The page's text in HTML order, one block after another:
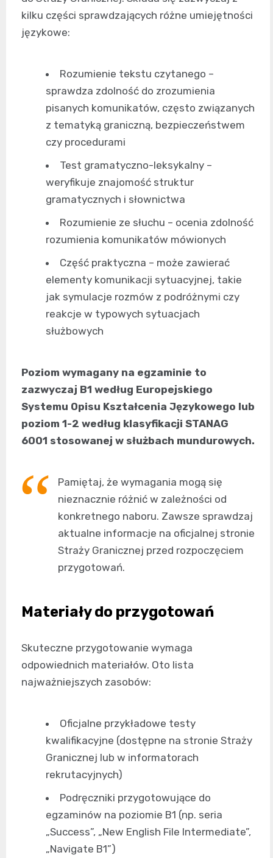
kilku części sprawdzających różne umiejętności
językowe:
Rozumienie tekstu czytanego –
sprawdza zdolność do zrozumienia
pisanych komunikatów, często związanych
z tematyką graniczną, bezpieczeństwem
czy procedurami
Test gramatyczno-leksykalny –
weryfikuje znajomość struktur
gramatycznych i słownictwa
Rozumienie ze słuchu – ocenia zdolność
rozumienia komunikatów mówionych
Część praktyczna – może zawierać
elementy komunikacji sytuacyjnej, takie
jak symulacje rozmów z podróżnymi czy
reakcje w typowych sytuacjach
służbowych
Poziom wymagany na egzaminie to
zazwyczaj B1 według Europejskiego
Systemu Opisu Kształcenia Językowego lub
poziom 1-2 według klasyfikacji STANAG
6001 stosowanej w służbach mundurowych.
Pamiętaj, że wymagania mogą się
nieznacznie różnić w zależności od
konkretnego naboru. Zawsze sprawdzaj
aktualne informacje na oficjalnej stronie
Straży Granicznej przed rozpoczęciem
przygotowań.
Materiały do przygotowań
Skuteczne przygotowanie wymaga
odpowiednich materiałów. Oto lista
najważniejszych zasobów:
Oficjalne przykładowe testy
kwalifikacyjne (dostępne na stronie Straży
Granicznej lub w informatorach
rekrutacyjnych)
Podręczniki przygotowujące do
egzaminów na poziomie B1 (np. seria
„Success”, „New English File Intermediate”,
„Navigate B1”)